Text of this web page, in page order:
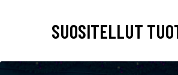
SUOSITELLUT